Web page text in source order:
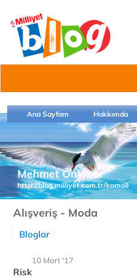
Ana Sayfam Hakkımda
Mehmet Önkibar
http://blog.milliyet.com.tr/komoli
Alışveriş - Moda
Bloglar
10 Mart '17
Risk